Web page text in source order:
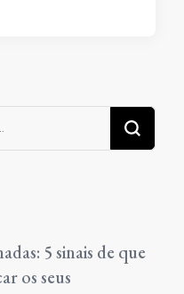
5 sinais de que
os seus